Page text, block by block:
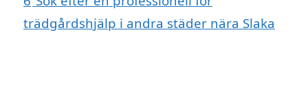
trädgårdshjälp i andra städer nära Slaka